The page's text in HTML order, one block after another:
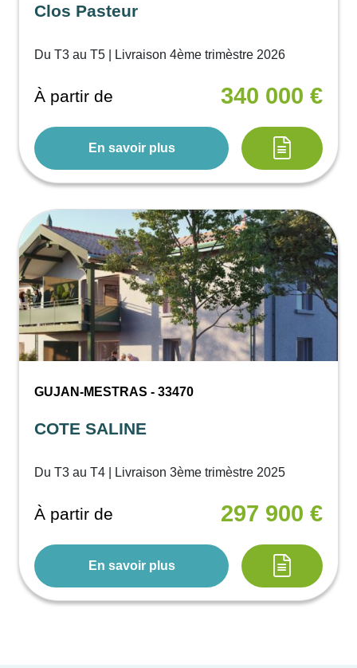
Clos Pasteur
Du T3 au T5 | Livraison 4ème trimèstre 2026
À partir de 340 000 €
En savoir plus
GUJAN-MESTRAS - 33470
COTE SALINE
Du T3 au T4 | Livraison 3ème trimèstre 2025
À partir de 297 900 €
En savoir plus